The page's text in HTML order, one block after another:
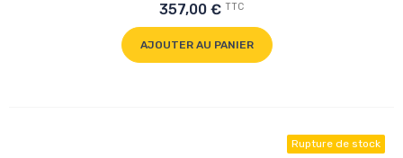
357,00 € TTC
AJOUTER AU PANIER
Rupture de stock